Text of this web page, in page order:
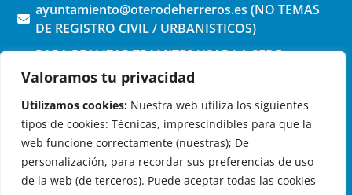
Valoramos tu privacidad
Utilizamos cookies: Nuestra web utiliza los siguientes
tipos de cookies: Técnicas, imprescindibles para que la
web funcione correctamente (nuestras); De
personalización, para recordar sus preferencias de uso
de la web (de terceros). Puede aceptar todas las cookies
ayuntamiento@oterodeherreros.es (NO TEMAS
DE REGISTRO CIVIL / URBANISTICOS)
PARA REALIZAR TRAMITES USAR LA SEDE
ELECTRONICA (pinchar aquí)
OTERO DE HERREROS EN LAS REDES